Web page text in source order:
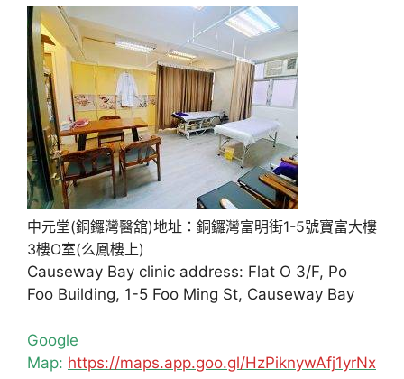
中元堂(銅鑼灣醫舘)地址：銅鑼灣富明街1-5號寶富大樓
3樓O室(么鳳樓上)
Causeway Bay clinic address: Flat O 3/F, Po
Foo Building, 1-5 Foo Ming St, Causeway Bay
Google
Map: https://maps.app.goo.gl/HzPiknywAfj1yrNx